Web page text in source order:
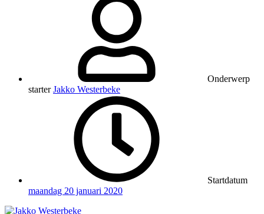
Onderwerp
starter Jakko Westerbeke
Startdatum
maandag 20 januari 2020